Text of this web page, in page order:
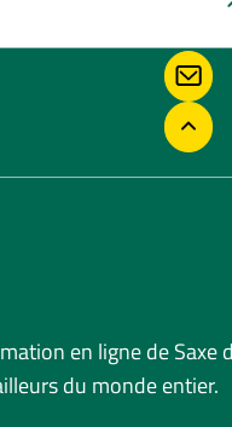
en ligne de Saxe
du monde entier.